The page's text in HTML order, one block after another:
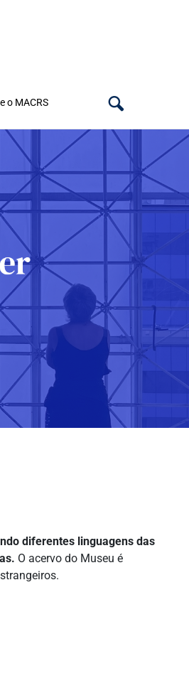
o MACRS
diferentes linguagens das
O acervo do Museu é